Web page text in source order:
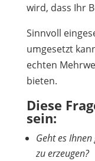
wird, dass Ihr
Sinnvoll
umgesetzt
echten
bieten.
Diese
sein:
Geht es
zu erzeugen?